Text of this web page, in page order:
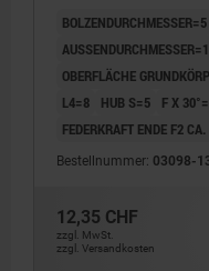
BOLZENDURCHMESSER=5
AUSSENDURCHMESSER=12
OBERFLÄCHE
L4=8
HUB S=5 F X
FEDERKRAFT ENDE F2
Bestellnummer: 03098-
12,35 CHF
zzgl. MwSt.
zzgl. Versandkosten